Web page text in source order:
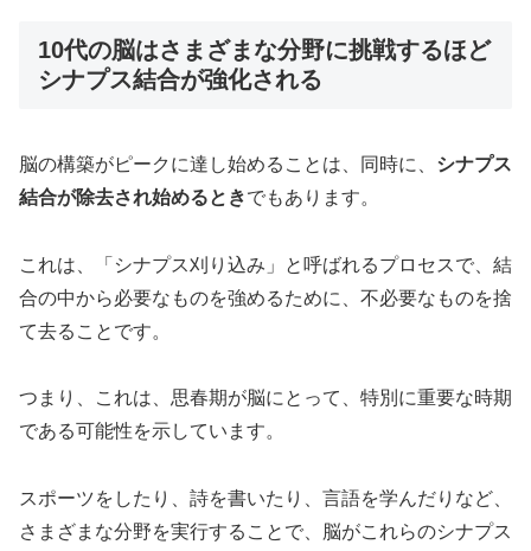
10代の脳はさまざまな分野に挑戦するほど
シナプス結合が強化される
脳の構築がピークに達し始めることは、同時に、 シナプス
結合が除去され始めるときでもあります。
これは、「シナプス刈り込み」と呼ばれるプロセスで、結
合の中から必要なものを強めるために、不必要なものを捨
て去ることです。
つまり、これは、思春期が脳にとって、特別に重要な時期
である可能性を示しています。
スポーツをしたり、詩を書いたり、言語を学んだりなど、
さまざまな分野を実行することで、脳がこれらのシナプス